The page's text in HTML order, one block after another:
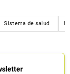
Sistema de salud